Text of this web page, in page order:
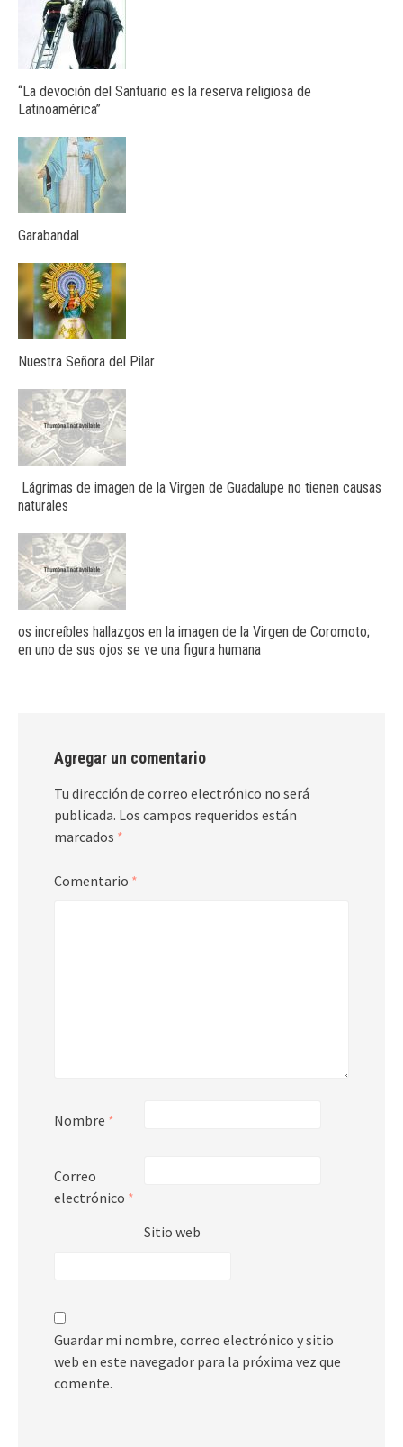
“La devoción del Santuario es la reserva religiosa de
Latinoamérica”
Garabandal
Nuestra Señora del Pilar
Lágrimas de imagen de la Virgen de Guadalupe no tienen causas
naturales
os increíbles hallazgos en la imagen de la Virgen de Coromoto;
en uno de sus ojos se ve una figura humana
Agregar un comentario
Tu dirección de correo electrónico no será
publicada. Los campos requeridos están
marcados *
Comentario *
Nombre *
Correo
electrónico *
Sitio web
Guardar mi nombre, correo electrónico y sitio
web en este navegador para la próxima vez que
comente.